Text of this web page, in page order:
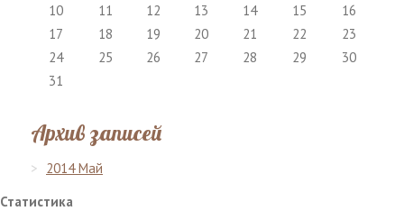
10
11 12 13 14 15
16
17
18 19 20 21 22
23
24
25 26 27 28 29
30
31
Архив записей
2014 Май
Статистика